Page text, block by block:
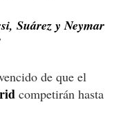
Suárez y Neymar
de que el
competirán hasta